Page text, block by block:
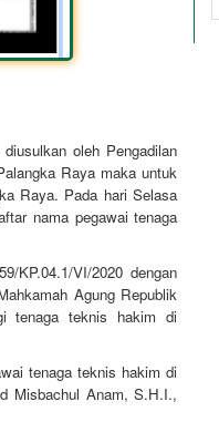
oleh Pengadilan
Raya maka untuk
Raya. Pada hari Selasa
nama pegawai tenaga
KP.04.1/VI/2020 dengan
Agung Republik
tenaga teknis hakim di
tenaga teknis hakim di
Misbachul Anam, S.H.I.,